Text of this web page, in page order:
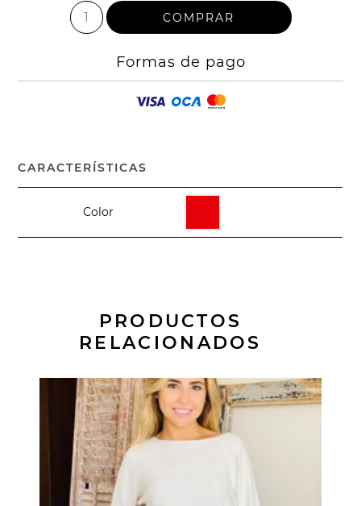
Formas de pago
CARACTERÍSTICAS
Color
PRODUCTOS
RELACIONADOS